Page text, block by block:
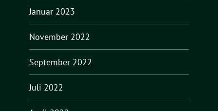
Januar 2023
November 2022
September 2022
Juli 2022